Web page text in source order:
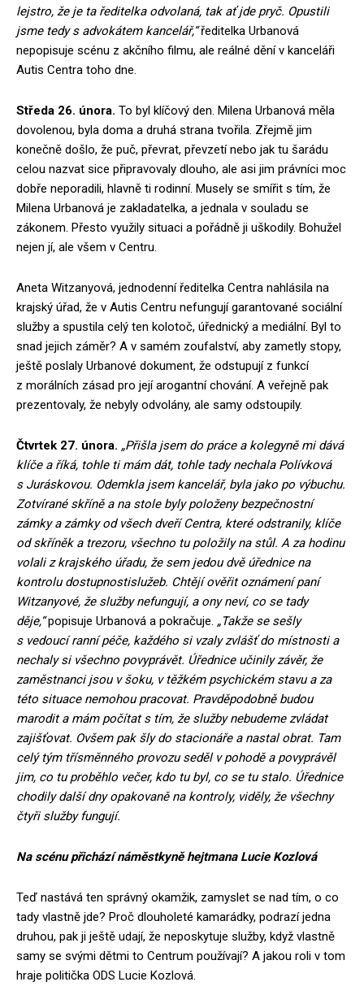
lejstro, že je ta ředitelka odvolaná, tak ať jde pryč. Opustili
jsme tedy s advokátem kancelář,“ředitelka Urbanová
nepopisuje scénu z akčního filmu, ale reálné dění v kanceláři
Autis Centra toho dne.
Středa 26. února. To byl klíčový den. Milena Urbanová měla
dovolenou, byla doma a druhá strana tvořila. Zřejmě jim
konečně došlo, že puč, převrat, převzetí nebo jak tu šarádu
celou nazvat sice připravovaly dlouho, ale asi jim právníci moc
dobře neporadili, hlavně ti rodinní. Musely se smířit s tím, že
Milena Urbanová je zakladatelka, a jednala v souladu se
zákonem. Přesto využily situaci a pořádně ji uškodily. Bohužel
nejen jí, ale všem v Centru.
Aneta Witzanyová, jednodenní ředitelka Centra nahlásila na
krajský úřad, že v Autis Centru nefungují garantované sociální
služby a spustila celý ten kolotoč, úřednický a mediální. Byl to
snad jejich záměr? A v samém zoufalství, aby zametly stopy,
ještě poslaly Urbanové dokument, že odstupují z funkcí
z morálních zásad pro její arogantní chování. A veřejně pak
prezentovaly, že nebyly odvolány, ale samy odstoupily.
Čtvrtek 27. února. „Přišla jsem do práce a kolegyně mi dává
klíče a říká, tohle ti mám dát, tohle tady nechala Polívková
s Juráskovou. Odemkla jsem kancelář, byla jako po výbuchu.
Zotvírané skříně a na stole byly položeny bezpečnostní
zámky a zámky od všech dveří Centra, které odstranily, klíče
od skříněk a trezoru, všechno tu položily na stůl. A za hodinu
volali z krajského úřadu, že sem jedou dvě úřednice na
kontrolu dostupnostislužeb. Chtějí ověřit oznámení paní
Witzanyové, že služby nefungují, a ony neví, co se tady
děje,“popisuje Urbanová a pokračuje. „Takže se sešly
s vedoucí ranní péče, každého si vzaly zvlášť do místnosti a
nechaly si všechno povyprávět. Úřednice učinily závěr, že
zaměstnanci jsou v šoku, v těžkém psychickém stavu a za
této situace nemohou pracovat. Pravděpodobně budou
marodit a mám počítat s tím, že služby nebudeme zvládat
zajišťovat. Ovšem pak šly do stacionáře a nastal obrat. Tam
celý tým třísměnného provozu seděl v pohodě a povyprávěl
jim, co tu proběhlo večer, kdo tu byl, co se tu stalo. Úřednice
chodily další dny opakovaně na kontroly, viděly, že všechny
čtyři služby fungují.
Na scénu přichází náměstkyně hejtmana Lucie Kozlová
Teď nastává ten správný okamžik, zamyslet se nad tím, o co
tady vlastně jde? Proč dlouholeté kamarádky, podrazí jedna
druhou, pak ji ještě udají, že neposkytuje služby, když vlastně
samy se svými dětmi to Centrum používají? A jakou roli v tom
hraje politička ODS Lucie Kozlová.